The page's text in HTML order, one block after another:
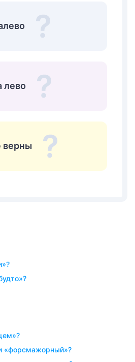
лево
верны
«форсмажорный»?